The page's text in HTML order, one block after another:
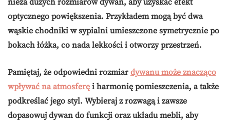
optycznego powiększenia. Przykładem mogą być dwa
wąskie chodniki w sypialni umieszczone symetrycznie po
bokach łóżka, co nada lekkości i otworzy przestrzeń.
Pamiętaj, że odpowiedni rozmiardywanu może znacząco
wpływać na atmosferę i harmonię pomieszczenia, a także
podkreślać jego styl. Wybieraj z rozwagą i zawsze
dopasowuj dywan do funkcji oraz układu mebli, aby